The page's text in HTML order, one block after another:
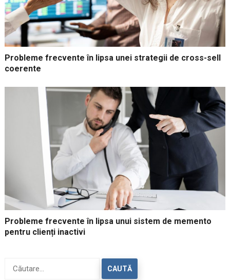
Probleme frecvente în lipsa unei strategii de cross-sell
coerente
Probleme frecvente în lipsa unui sistem de memento
pentru clienți inactivi
după: